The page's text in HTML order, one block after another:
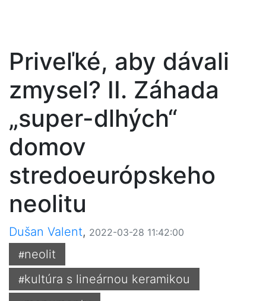
Priveľké, aby dávali
zmysel? II. Záhada
„super-dlhých“
domov
stredoeurópskeho
neolitu
Dušan Valent, 2022-03-28 11:42:00
#neolit
#kultúra s lineárnou keramikou